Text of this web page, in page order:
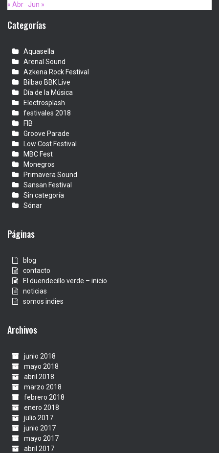
« Abr Jun »
Categorías
Aquasella
Arenal Sound
Azkena Rock Festival
Bilbao BBK Live
Día de la Música
Electrosplash
festivales 2018
FIB
Groove Parade
Low Cost Festival
MBC Fest
Monegros
Primavera Sound
Sansan Festival
Sin categoría
Sónar
Páginas
blog
contacto
El duendecillo verde – inicio
noticias
somos indies
Archivos
junio 2018
mayo 2018
abril 2018
marzo 2018
febrero 2018
enero 2018
julio 2017
junio 2017
mayo 2017
abril 2017